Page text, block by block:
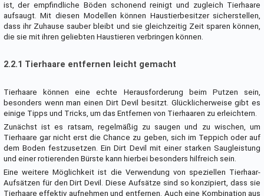
ist, der empfindliche Böden schonend reinigt und zugleich Tierhaare
aufsaugt. Mit diesen Modellen können Haustierbesitzer sicherstellen,
dass ihr Zuhause sauber bleibt und sie gleichzeitig Zeit sparen können,
die sie mit ihren geliebten Haustieren verbringen können.
2.2.1 Tierhaare entfernen leicht gemacht
Tierhaare können eine echte Herausforderung beim Putzen sein,
besonders wenn man einen Dirt Devil besitzt. Glücklicherweise gibt es
einige Tipps und Tricks, um das Entfernen von Tierhaaren zu erleichtern.
Zunächst ist es ratsam, regelmäßig zu saugen und zu wischen, um
Tierhaare gar nicht erst die Chance zu geben, sich im Teppich oder auf
dem Boden festzusetzen. Ein Dirt Devil mit einer starken Saugleistung
und einer rotierenden Bürste kann hierbei besonders hilfreich sein.
Eine weitere Möglichkeit ist die Verwendung von speziellen Tierhaar-
Aufsätzen für den Dirt Devil. Diese Aufsätze sind so konzipiert, dass sie
Tierhaare effektiv aufnehmen und entfernen. Auch eine Kombination aus